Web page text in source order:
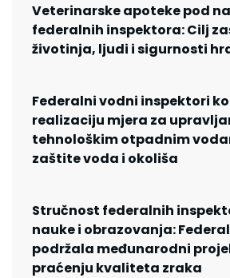
Veterinarske apoteke pod
federalnih inspektora: Cilj
životinja, ljudi i sigurnosti
Federalni vodni inspektori
realizaciju mjera za
tehnološkim otpadnim
zaštite voda i okoliša
Stručnost federalnih
nauke i obrazovanja:
podržala međunarodni
praćenju kvaliteta zraka